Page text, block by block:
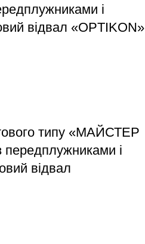
і
відвал «OPTIKON»
типу «МАЙСТЕР
і
відвал